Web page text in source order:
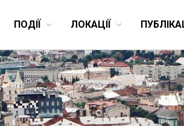
ПОДІЇ ЛОКАЦІЇ